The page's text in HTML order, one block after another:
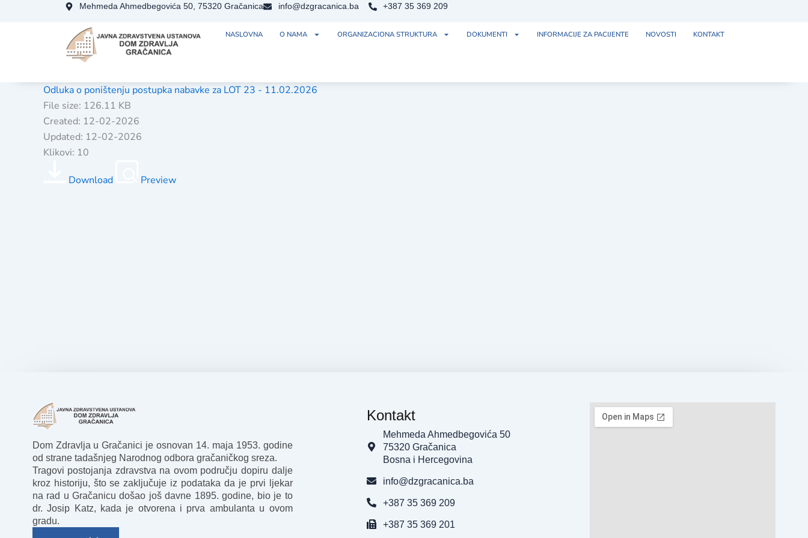
Mehmeda Ahmedbegovića 50, 75320 Gračanica info@dzgracanica.ba +387 35 369 209
NASLOVNA O NAMA ORGANIZACIONA STRUKTURA DOKUMENTI INFORMACIJE ZA PACIJENTE NOVOSTI KONTAKT
Odluka o poništenju postupka nabavke za LOT 23 - 11.02.2026
File size: 126.11 KB
Created: 12-02-2026
Updated: 12-02-2026
Klikovi: 10
Download Preview
Dom Zdravlja u Gračanici je osnovan 14. maja 1953. godine
od strane tadašnjeg Narodnog odbora gračaničkog sreza.
Tragovi postojanja zdravstva na ovom području dopiru dalje
kroz historiju, što se zaključuje iz podataka da je prvi ljekar
na rad u Gračanicu došao još davne 1895. godine, bio je to
dr. Josip Katz, kada je otvorena i prva ambulanta u ovom
gradu.
Kontakt
Mehmeda Ahmedbegovića 50
75320 Gračanica
Bosna i Hercegovina
info@dzgracanica.ba
+387 35 369 209
+387 35 369 201